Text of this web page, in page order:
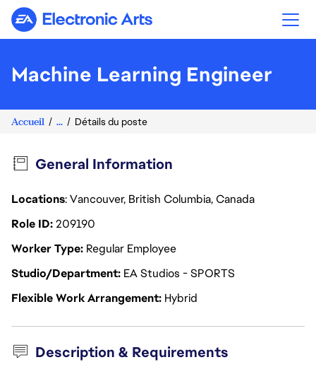
Electronic Arts
Machine Learning Engineer
Accueil ... Détails du poste
General Information
Locations: Vancouver, British Columbia, Canada
Role ID209190
Worker Type Regular Employee
Studio/Department EA Studios - SPORTS
Flexible Work Arrangement Hybrid
Description & Requirements